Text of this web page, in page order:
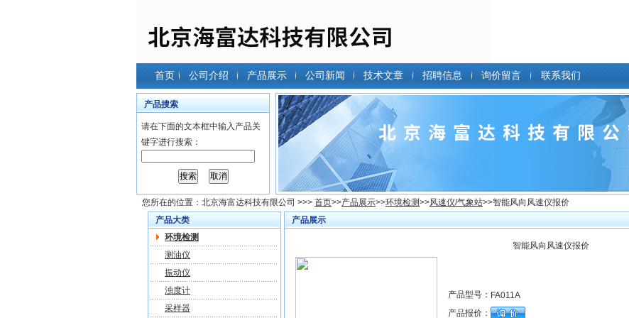
首页 公司介绍 产品展示 公司新闻 技术文章 招聘信息 询价留言 联系我们
产品搜索
请在下面的文本框中输入产品关
键字进行搜索：
您所在的位置： 北京海富达科技有限公司 >>> 首页>>产品展示>>环境检测>>风速仪/气象站>>智能风向风速仪报价
产品大类
环境检测
测油仪
振动仪
浊度计
采样器
产品展示
智能风向风速仪报价
产品型号： FA011A
产品报价：